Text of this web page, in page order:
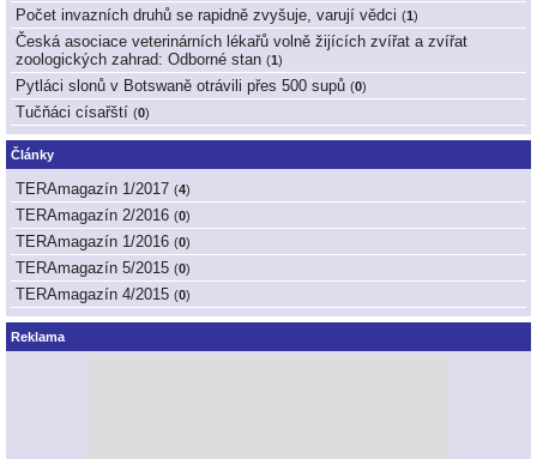
Počet invazních druhů se rapidně zvyšuje, varují vědci (1 )
Česká asociace veterinárních lékařů volně žijících zvířat a zvířat
zoologických zahrad: Odborné stan (1 )
Pytláci slonů v Botswaně otrávili přes 500 supů (0)
Tučňáci císařští (0)
Články
TERAmagazín 1/2017 (4)
TERAmagazín 2/2016 (0)
TERAmagazín 1/2016 (0)
TERAmagazín 5/2015 (0)
TERAmagazín 4/2015 (0)
Reklama